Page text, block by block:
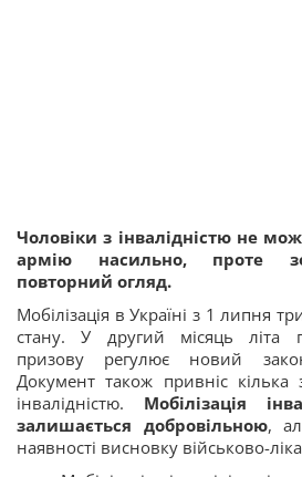
Чоловіки з інвалідністю не
армію насильно, проте
повторний огляд.
Мобілізація в Україні з 1 липня
стану. У другий місяць літа
призову регулює новий
Документ також привніс кілька
інвалідністю. Мобілізація
залишається добровільною,
наявності висновку військово-